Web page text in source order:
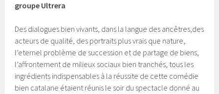
groupe Ultrera
Des dialogues bien vivants, dans la langue des ancêtres,des
acteurs de qualité, des portraits plus vrais que nature,
l’eternel problème de succession et de partage de biens,
l’affrontement de milieux sociaux bien tranchés, tous les
ingrédients indispensables à la réussite de cette comédie
bien catalane étaient réunis le soir du spectacle donné au